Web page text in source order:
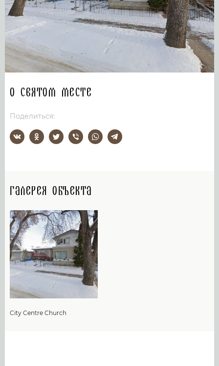
О святом месте
Поделиться:
Галерея объекта
City Centre Church